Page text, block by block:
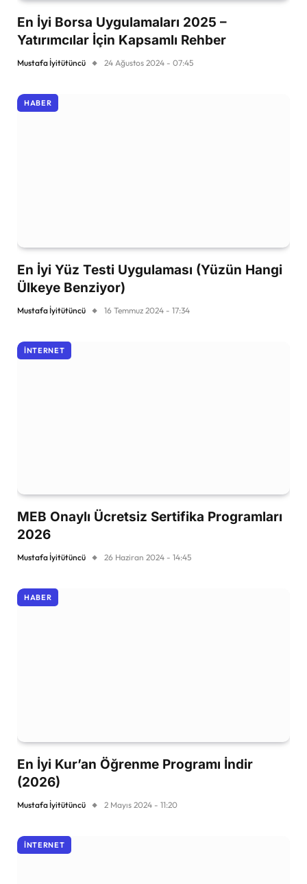
En İyi Borsa Uygulamaları 2025 –
Yatırımcılar İçin Kapsamlı Rehber
Mustafa İyitütüncü 24 Ağustos 2024 - 07:45
HABER
En İyi Yüz Testi Uygulaması (Yüzün Hangi
Ülkeye Benziyor)
Mustafa İyitütüncü 16 Temmuz 2024 - 17:34
İNTERNET
MEB Onaylı Ücretsiz Sertifika Programları
2026
Mustafa İyitütüncü 26 Haziran 2024 - 14:45
HABER
En İyi Kur’an Öğrenme Programı İndir
(2026)
Mustafa İyitütüncü 2 Mayıs 2024 - 11:20
İNTERNET